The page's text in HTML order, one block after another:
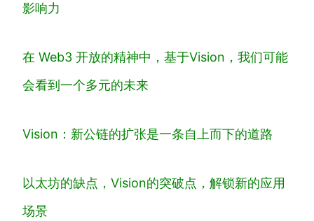
影响力
在 Web3 开放的精神中，基于Vision，我们可能
会看到一个多元的未来
Vision：新公链的扩张是一条自上而下的道路
以太坊的缺点，Vision的突破点，解锁新的应用
场景